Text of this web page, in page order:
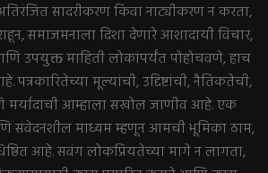
सादरीकरण किंवा नाट्यीकरण न करता,
समाजमनाला दिशा देणारे आशादायी विचार,
उपयुक्त माहिती लोकांपर्यंत पोहोचवणे, हाच
मूल्यांची, उद्दिष्टांची, नैतिकतेची,
मर्यादांची आम्हाला सखोल जाणीव आहे. एक
संवेदनशील माध्यम म्हणून आमची भूमिका ठाम,
आहे. सवंग लोकप्रियतेच्या मागे न लागता,